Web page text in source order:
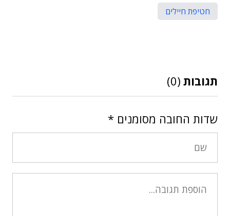
חטיפת חיילים
תגובות (0)
שדות החובה מסומנים *